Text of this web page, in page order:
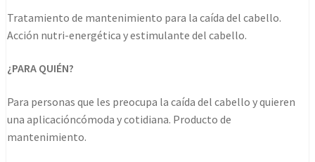
Tratamiento de mantenimiento para la caída del cabello.
Acción nutri-energética y estimulante del cabello.
¿PARA QUIÉN?
Para personas que les preocupa la caída del cabello y quieren
una aplicacióncómoda y cotidiana. Producto de
mantenimiento.